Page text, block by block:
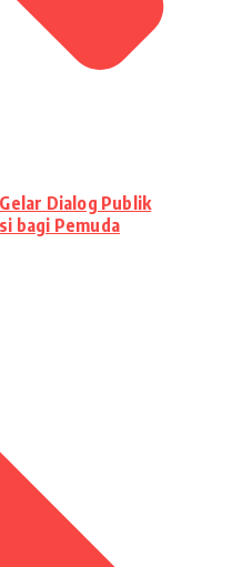
Dialog Publik
bagi Pemuda